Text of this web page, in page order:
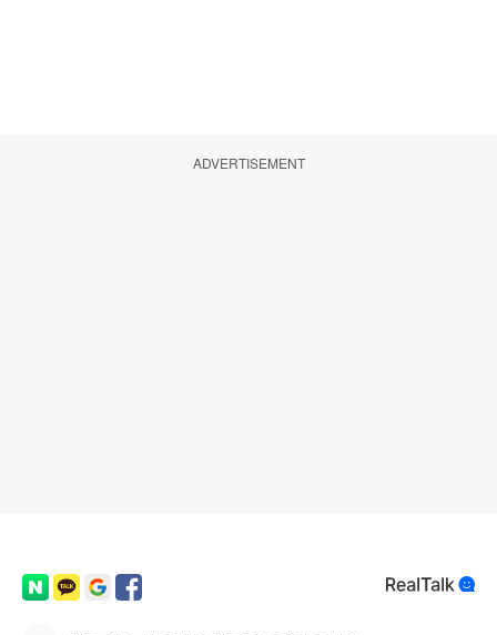
ADVERTISEMENT